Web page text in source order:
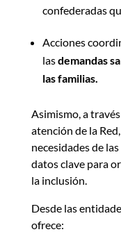
confederadas
Acciones
lasdemandas
las familias.
Asimismo, a
atención de la
necesidades de
datos clave para
la inclusión.
Desde las
ofrece: